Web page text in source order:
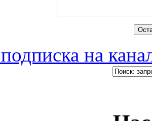
подписка на